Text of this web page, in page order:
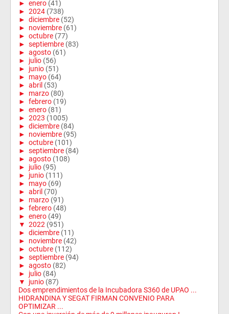
► enero (41)
► 2024 (738)
► diciembre (52)
► noviembre (61)
► octubre (77)
► septiembre (83)
► agosto (61)
► julio (56)
► junio (51)
► mayo (64)
► abril (53)
► marzo (80)
► febrero (19)
► enero (81)
► 2023 (1005)
► diciembre (84)
► noviembre (95)
► octubre (101)
► septiembre (84)
► agosto (108)
► julio (95)
► junio (111)
► mayo (69)
► abril (70)
► marzo (91)
► febrero (48)
► enero (49)
▼ 2022 (951)
► diciembre (11)
► noviembre (42)
► octubre (112)
► septiembre (94)
► agosto (82)
► julio (84)
▼
junio (87)
Dos emprendimientos de la Incubadora S360 de UPAO ...
HIDRANDINA Y SEGAT FIRMAN CONVENIO PARA
OPTIMIZAR ...